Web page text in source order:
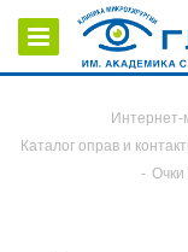
Интернет-
Каталог оправ и
- Очки